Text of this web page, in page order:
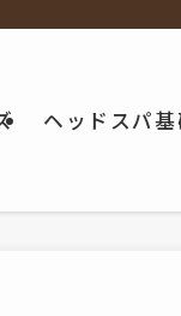
ヘッドスパ